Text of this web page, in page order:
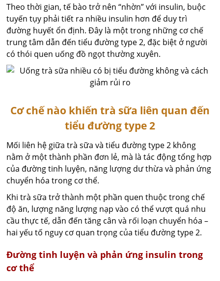
Theo thời gian, tế bào trở nên “nhờn” với insulin, buộc
tuyến tụy phải tiết ra nhiều insulin hơn để duy trì
đường huyết ổn định. Đây là một trong những cơ chế
trung tâm dẫn đến tiểu đường type 2, đặc biệt ở người
có thói quen uống đồ ngọt thường xuyên.
Cơ chế nào khiến trà sữa liên quan đến
tiểu đường type 2
Mối liên hệ giữa trà sữa và tiểu đường type 2 không
nằm ở một thành phần đơn lẻ, mà là tác động tổng hợp
của đường tinh luyện, năng lượng dư thừa và phản ứng
chuyển hóa trong cơ thể.
Khi trà sữa trở thành một phần quen thuộc trong chế
độ ăn, lượng năng lượng nạp vào có thể vượt quá nhu
cầu thực tế, dẫn đến tăng cân và rối loạn chuyển hóa –
hai yếu tố nguy cơ quan trọng của tiểu đường type 2.
Đường tinh luyện và phản ứng insulin trong
cơ thể